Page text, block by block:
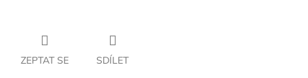
ZEPTAT SE SDÍLET